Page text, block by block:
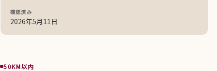
確認済み
2026年5月11日
50KM以内